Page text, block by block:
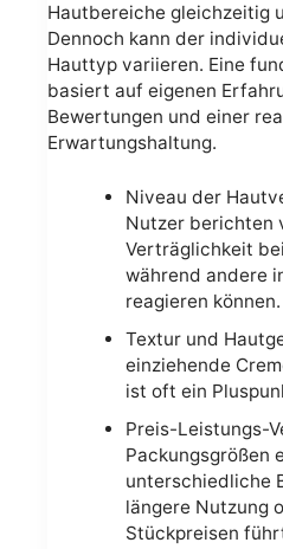
Hautbereiche gleichzeitig
Dennoch kann der
Hauttyp variieren. Eine
basiert auf eigenen
Bewertungen und einer
Erwartungshaltung.
Niveau der
Nutzer berichten
Verträglichkeit
während andere
reagieren können.
Textur und
einziehende
ist oft ein
Preis-Leistungs-
Packungsgrößen
unterschiedliche
längere Nutzung
Stückpreisen